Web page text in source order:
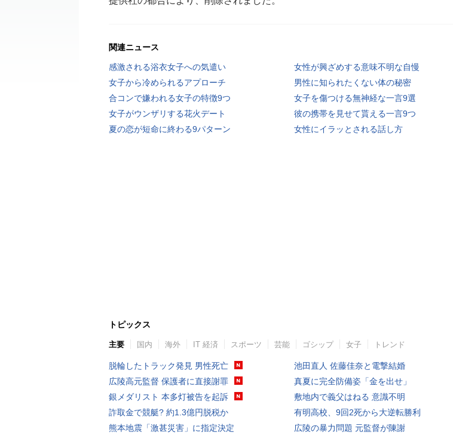
関連ニュース
感激される浴衣女子への気遣い
女性が興ざめする意味不明な自慢
女子から冷められるアプローチ
男性に知られたくない体の秘密
合コンで嫌われる女子の特徴9つ
女子を傷つける無神経な一言9選
女子がウンザリする花火デート
彼の携帯を見せて貰える一言9つ
夏の恋が短命に終わる9パターン
女性にイラッとされる話し方
トピックス
主要 国内 海外 IT 経済 スポーツ 芸能 ゴシップ 女子 トレンド
脱輪したトラック発見 男性死亡
広陵高元監督 保護者に直接謝罪
銀メダリスト 本多灯被告を起訴
詐取金で競艇? 約1.3億円脱税か
熊本地震「激甚災害」に指定決定
池田直人 佐藤佳奈と電撃結婚
真夏に完全防備姿「金を出せ」
敷地内で義父はねる 意識不明
有明高校、9回2死から大逆転勝利
広陵の暴力問題 元監督が陳謝